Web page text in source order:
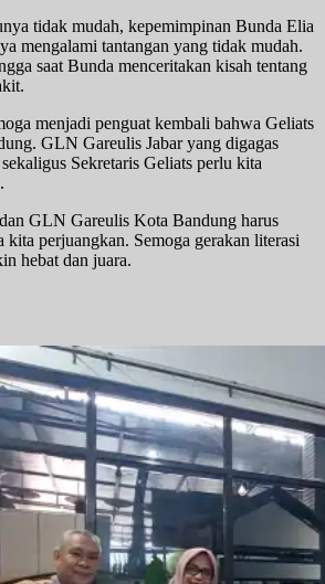
tidak mudah, kepemimpinan Bunda Elia
mengalami tantangan yang tidak mudah.
saat Bunda menceritakan kisah tentang
menjadi penguat kembali bahwa Geliats
GLN Gareulis Jabar yang digagas
Sekretaris Geliats perlu kita
GLN Gareulis Kota Bandung harus
kita perjuangkan. Semoga gerakan literasi
hebat dan juara.